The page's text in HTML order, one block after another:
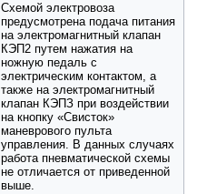
Схемой электровоза
предусмотрена подача питания
на электромагнитный клапан
КЭП2 путем нажатия на
ножную педаль с
электрическим контактом, а
также на электромагнитный
клапан КЭПЗ при воздействии
на кнопку «Свисток»
маневрового пульта
управления. В данных случаях
работа пневматической схемы
не отличается от приведенной
выше.